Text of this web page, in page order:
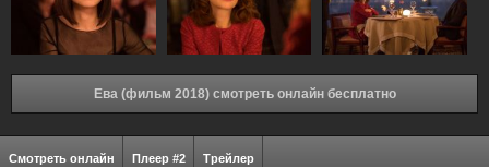
Ева (фильм 2018) смотреть онлайн бесплатно
Смотреть онлайн Плеер #2 Трейлер